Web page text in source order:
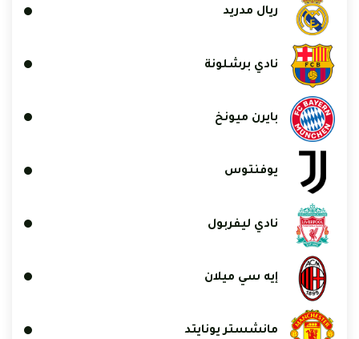
ريال مدريد
نادي برشلونة
بايرن ميونخ
يوفنتوس
نادي ليفربول
إيه سي ميلان
مانشستر يونايتد